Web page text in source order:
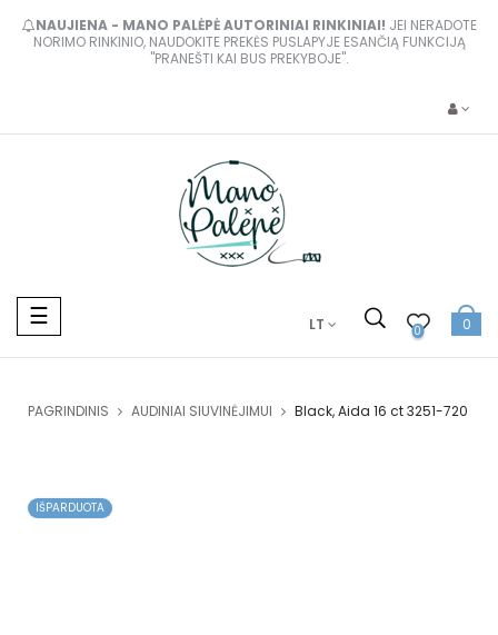
NAUJIENA - MANO PALĖPĖ AUTORINIAI RINKINIAI! JEI NERADOTE
NORIMO RINKINIO, NAUDOKITE PREKĖS PUSLAPYJE ESANČIĄ FUNKCIJĄ
"PRANEŠTI KAI BUS PREKYBOJE".
Toggle
navigation
☰ LT 0 0
PAGRINDINIS AUDINIAI SIUVINĖJIMUI Black, Aida 16 ct 3251-720
IŠPARDUOTA